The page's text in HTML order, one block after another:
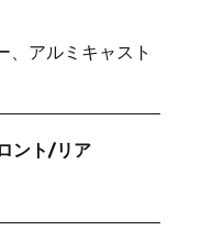
アルミキャスト
ント/リア